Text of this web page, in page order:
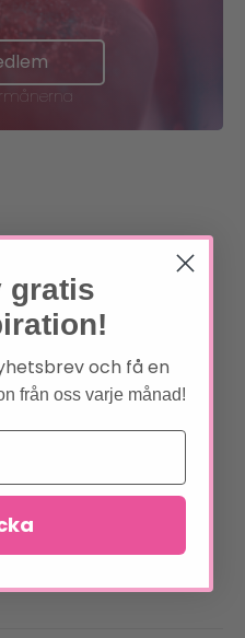
gratis
och få en
från oss varje månad!